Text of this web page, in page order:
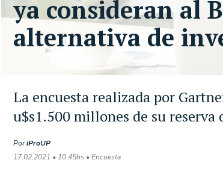
La encuesta realizada por
u$s1.500 millones de su
PoriProUP
17.02.2021 • 10:45hs • Encuesta
ya consideran al
alternativa de